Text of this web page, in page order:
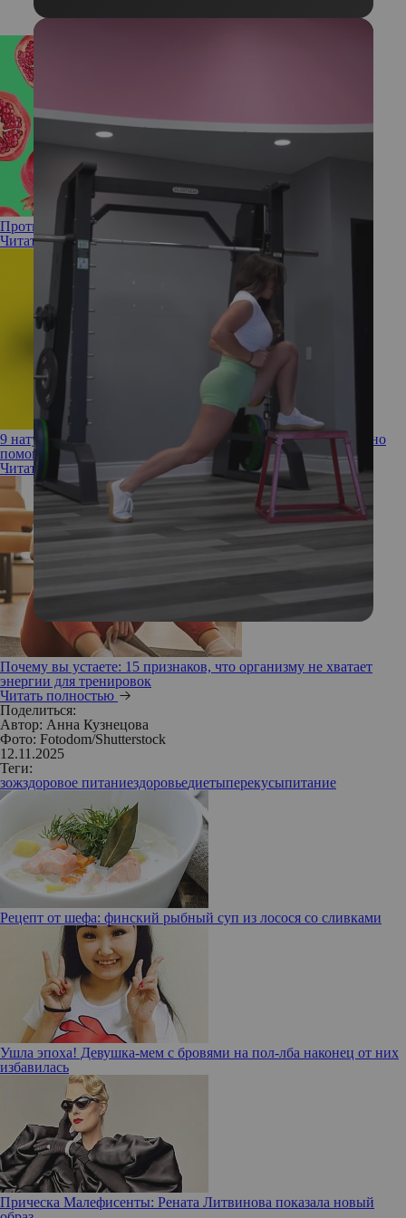
Против усталости и старения: все о пользе граната
Читать полностью
9 натуральных слабительных средств, которые действительно
помогают при запорах
Читать полностью
Почему вы устаете: 15 признаков, что организму не хватает
энергии для тренировок
Читать полностью
Поделиться:
Автор: Анна Кузнецова
Фото: Fotodom/Shutterstock
12.11.2025
Теги:
зожздоровое питаниездоровьедиетыперекусыпитание
Рецепт от шефа: финский рыбный суп из лосося со сливками
Ушла эпоха! Девушка-мем с бровями на пол-лба наконец от них
избавилась
Прическа Малефисенты: Рената Литвинова показала новый